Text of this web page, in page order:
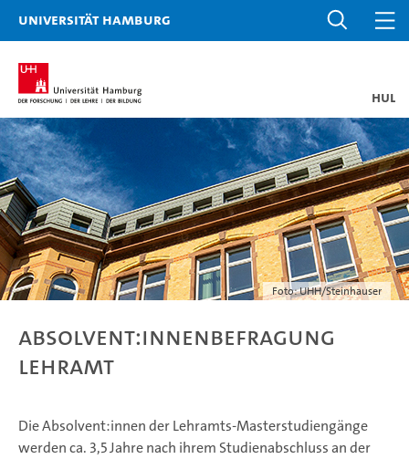
Universität Hamburg
HUL
Foto: UHH/Steinhauser
Absolvent:innenbefragung
Lehramt
Die Absolvent:innen der Lehramts-Masterstudiengänge
werden ca. 3,5 Jahre nach ihrem Studienabschluss an der